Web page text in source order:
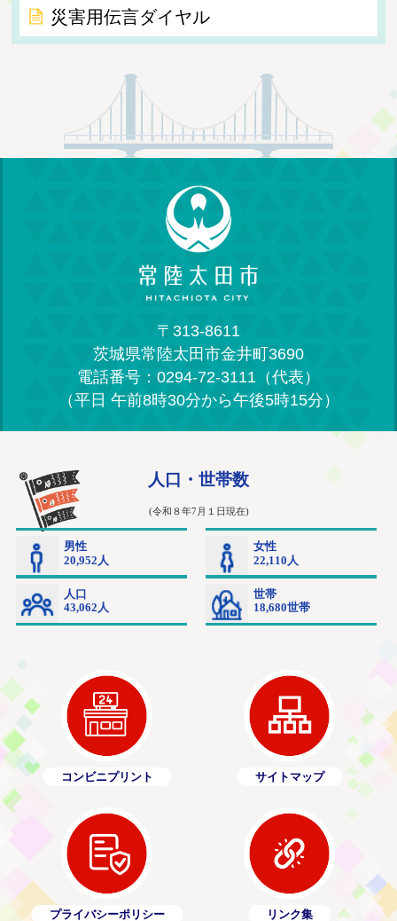
災害用伝言ダイヤル
〒313-8611
茨城県常陸太田市金井町3690
電話番号：0294-72-3111（代表）
（平日 午前8時30分から午後5時15分）
コンビニプリント サイトマップ
プライバシーポリシー リンク集